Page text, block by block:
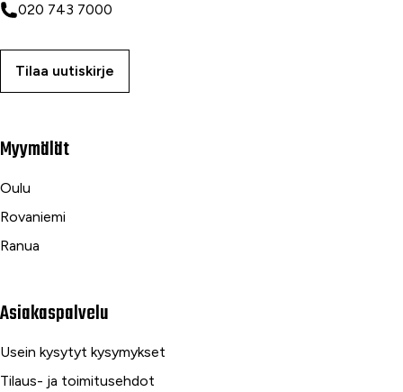
020 743 7000
Tilaa uutiskirje
Myymälät
Oulu
Rovaniemi
Ranua
Asiakaspalvelu
Usein kysytyt kysymykset
Tilaus- ja toimitusehdot